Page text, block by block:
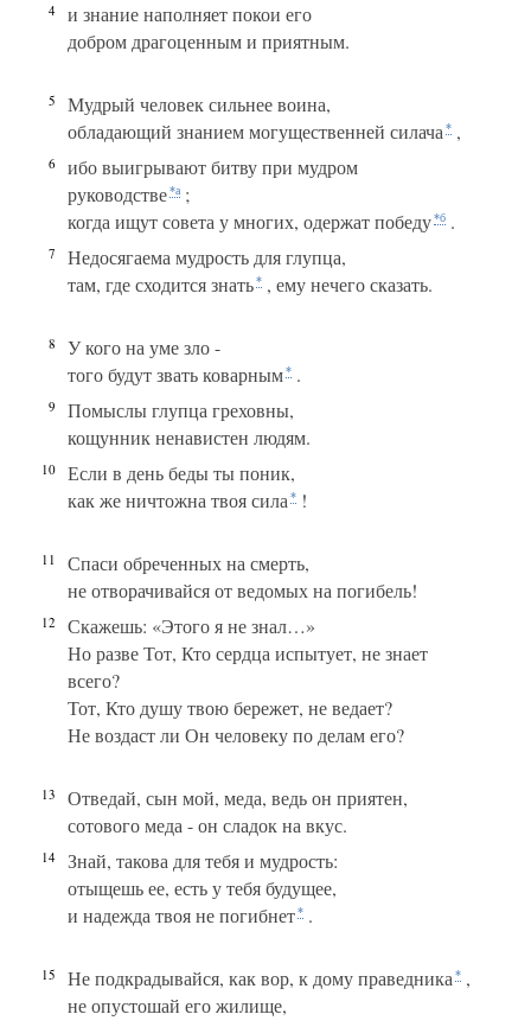
4
и знание наполняет покои его
добром драгоценным и приятным.
5
Мудрый человек сильнее воина,
обладающий знанием могущественней силача * ,
6
ибо выигрывают битву при мудром
руководстве*а ;
когда ищут совета у многих, одержат победу*б .
7
Недосягаема мудрость для глупца,
там, где сходится знать* , ему нечего сказать.
8
У кого на уме зло -
того будут звать коварным* .
9
Помыслы глупца греховны,
кощунник ненавистен людям.
10
Если в день беды ты поник,
как же ничтожна твоя сила * !
11
Спаси обреченных на смерть,
не отворачивайся от ведомых на погибель!
12
Скажешь: «Этого я не знал…»
Но разве Тот, Кто сердца испытует, не знает
всего?
Тот, Кто душу твою бережет, не ведает?
Не воздаст ли Он человеку по делам его?
13
Отведай, сын мой, меда, ведь он приятен,
сотового меда - он сладок на вкус.
14
Знай, такова для тебя и мудрость:
отыщешь ее, есть у тебя будущее,
и надежда твоя не погибнет* .
15 Не подкрадывайся, как вор, к дому праведника * ,
не опустошай его жилище,